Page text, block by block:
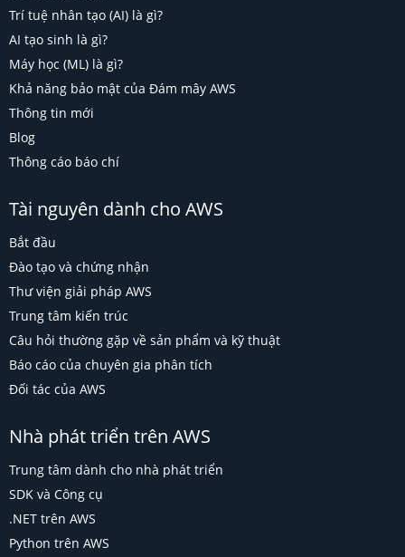
Trí tuệ nhân tạo (AI) là gì?
AI tạo sinh là gì?
Máy học (ML) là gì?
Khả năng bảo mật của Đám mây AWS
Thông tin mới
Blog
Thông cáo báo chí
Tài nguyên dành cho AWS
Bắt đầu
Đào tạo và chứng nhận
Thư viện giải pháp AWS
Trung tâm kiến trúc
Câu hỏi thường gặp về sản phẩm và kỹ thuật
Báo cáo của chuyên gia phân tích
Đối tác của AWS
Nhà phát triển trên AWS
Trung tâm dành cho nhà phát triển
SDK và Công cụ
.NET trên AWS
Python trên AWS